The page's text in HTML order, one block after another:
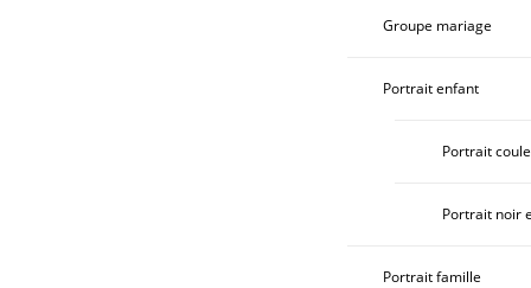
Groupe mariage
Portrait enfant
Portrait
Portrait noir
Portrait famille